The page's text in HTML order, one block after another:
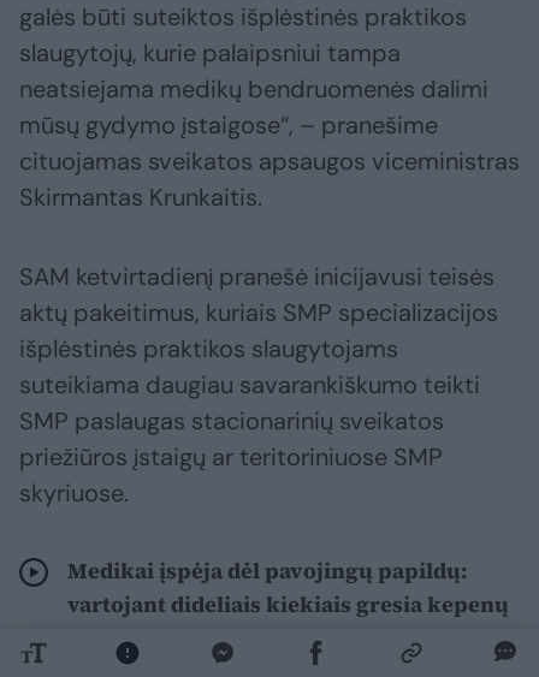
galės būti suteiktos išplėstinės praktikos
slaugytojų, kurie palaipsniui tampa
neatsiejama medikų bendruomenės dalimi
mūsų gydymo įstaigose“, – pranešime
cituojamas sveikatos apsaugos viceministras
Skirmantas Krunkaitis.
SAM ketvirtadienį pranešė inicijavusi teisės
aktų pakeitimus, kuriais SMP specializacijos
išplėstinės praktikos slaugytojams
suteikiama daugiau savarankiškumo teikti
SMP paslaugas stacionarinių sveikatos
priežiūros įstaigų ar teritoriniuose SMP
skyriuose.
Medikai įspėja dėl pavojingų papildų:
vartojant dideliais kiekiais gresia kepenų
nepakankamumas